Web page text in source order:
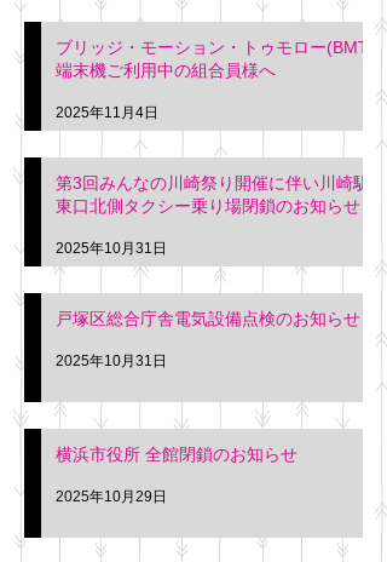
ブリッジ・モーション・トゥモロー(BMT)
端末機ご利用中の組合員様へ
2025年11月4日
第3回みんなの川崎祭り開催に伴い川崎駅
東口北側タクシー乗り場閉鎖のお知らせ
2025年10月31日
戸塚区総合庁舎電気設備点検のお知らせ
2025年10月31日
横浜市役所 全館閉鎖のお知らせ
2025年10月29日